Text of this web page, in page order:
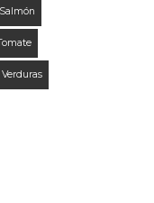
Salmón
Verduras